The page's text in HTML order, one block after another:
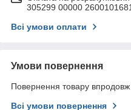
305299 00000
Всі умови оплати
Умови повернення
Повернення товару впродовж
Всі умови повернення